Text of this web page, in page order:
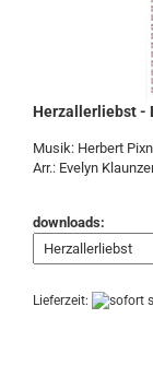
Herzallerliebst -
Musik: Herbert
Arr.: Evelyn
downloads:
Lieferzeit: